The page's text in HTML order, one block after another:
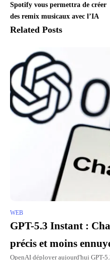
Spotify vous permettra de créer
des remix musicaux avec l’IA
Related Posts
WEB
GPT-5.3 Instant :
précis et moins
OpenAI déployer aujourd'hui GPT-